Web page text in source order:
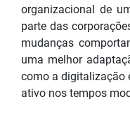
organizacional de
parte das
mudanças
uma melhor
como a digitalização
ativo nos tempos